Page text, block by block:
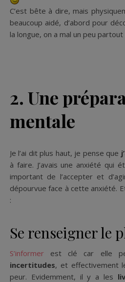
C’est bête à dire, mais
beaucoup aidé, d’abord pour
la longue, on a mal un peu partout
2. Une
mentale
Je l’ai dit plus haut, je pense que
à faire. J’avais une anxiété qui
important de l’accepter et
dépourvue face à cette anxiété.
:
Se renseigner le
S’informer est clé car elle
incertitudes, et effectivement
peur. Evidemment, il y a les